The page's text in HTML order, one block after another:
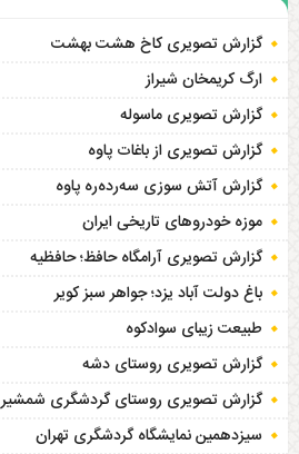
گزارش تصویری کاخ هشت‌ بهشت
ارگ کریمخان شیراز
گزارش تصویری ماسوله
گزارش تصویری از باغات پاوه
گزارش آتش سوزی سەردەرە پاوه
موزه خودروهای تاریخی ایران
گزارش تصویری آرامگاه حافظ؛ حافظیه‎
باغ دولت آباد یزد؛ جواهر سبز کویر
طبیعت زیبای سوادکوه
گزارش تصویری روستای دشه
گزارش تصویری روستای گردشگری شمشیر
سیزدهمین نمایشگاه گردشگری تهران